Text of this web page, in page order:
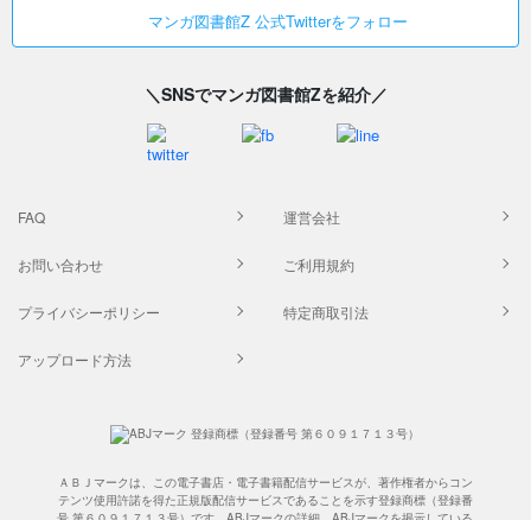
マンガ図書館Z 公式Twitterをフォロー
＼SNSでマンガ図書館Zを紹介／
FAQ 運営会社
お問い合わせ ご利用規約
プライバシーポリシー 特定商取引法
アップロード方法
ＡＢＪマークは、この電子書店・電子書籍配信サービスが、著作権者からコン
テンツ使用許諾を得た正規版配信サービスであることを示す登録商標（登録番